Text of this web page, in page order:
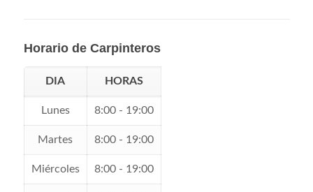
Horario de Carpinteros
DIA HORAS
Lunes 8:00 - 19:00
Martes 8:00 - 19:00
Miércoles 8:00 - 19:00